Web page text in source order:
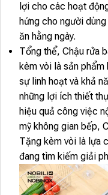
lợi cho các hoạt
hứng cho người
ăn hằng ngày.
Tổng thể, Chậu rửa
kèm vòi là sản
sự linh hoạt và khả
những lợi ích thiết
hiệu quả công việc
mỹ không gian bếp,
Tặng kèm vòi là lựa
đang tìm kiếm giải